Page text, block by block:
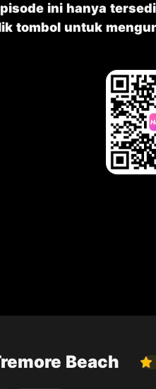
ini hanya
tombol untuk
Beach